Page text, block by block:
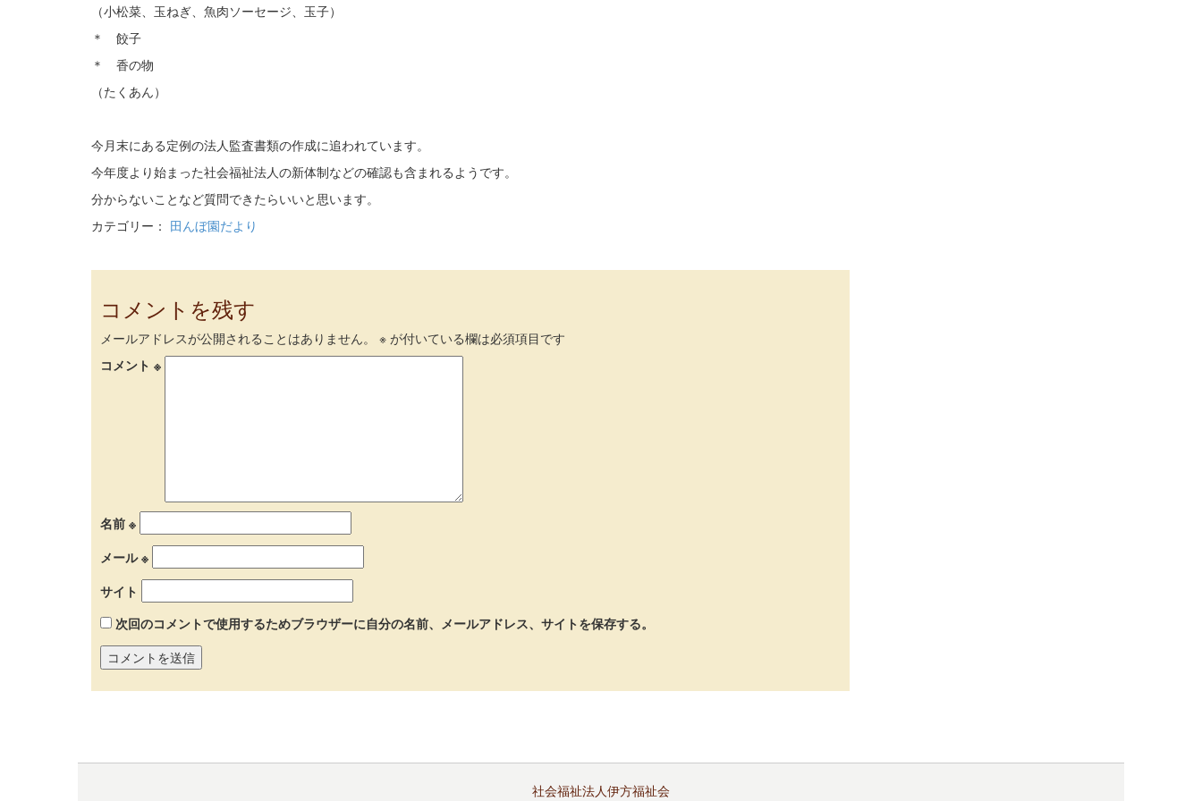
（小松菜、玉ねぎ、魚肉ソーセージ、玉子）
＊ 餃子
＊ 香の物
（たくあん）
今月末にある定例の法人監査書類の作成に追われています。
今年度より始まった社会福祉法人の新体制などの確認も含まれるようです。
分からないことなど質問できたらいいと思います。
カテゴリー： 田んぼ園だより
コメントを残す
メールアドレスが公開されることはありません。 ※ が付いている欄は必須項目です
コメント ※
名前 ※
メール※
サイト
次回のコメントで使用するためブラウザーに自分の名前、メールアドレス、サイトを保存する。
社会福祉法人伊方福祉会